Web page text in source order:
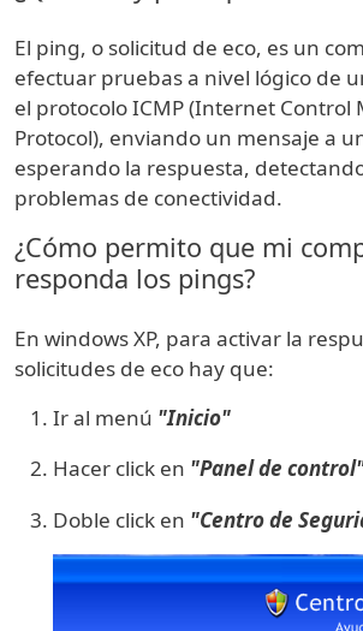
El ping, o solicitud de eco, es un
efectuar pruebas a nivel lógico de
el protocolo ICMP (Internet Control
Protocol), enviando un mensaje a
esperando la respuesta,
problemas de conectividad.
¿Cómo permito que mi
responda los pings?
En windows XP, para activar la
solicitudes de eco hay que:
Ir al menú "Inicio"
Hacer click en "Panel de
Doble click en "Centro de